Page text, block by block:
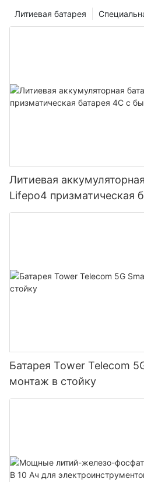
Литиевая батарея
Литиевая
Lifepo4 призматическая
быстрой зарядкой
Батарея Tower Telecom
монтаж в стойку